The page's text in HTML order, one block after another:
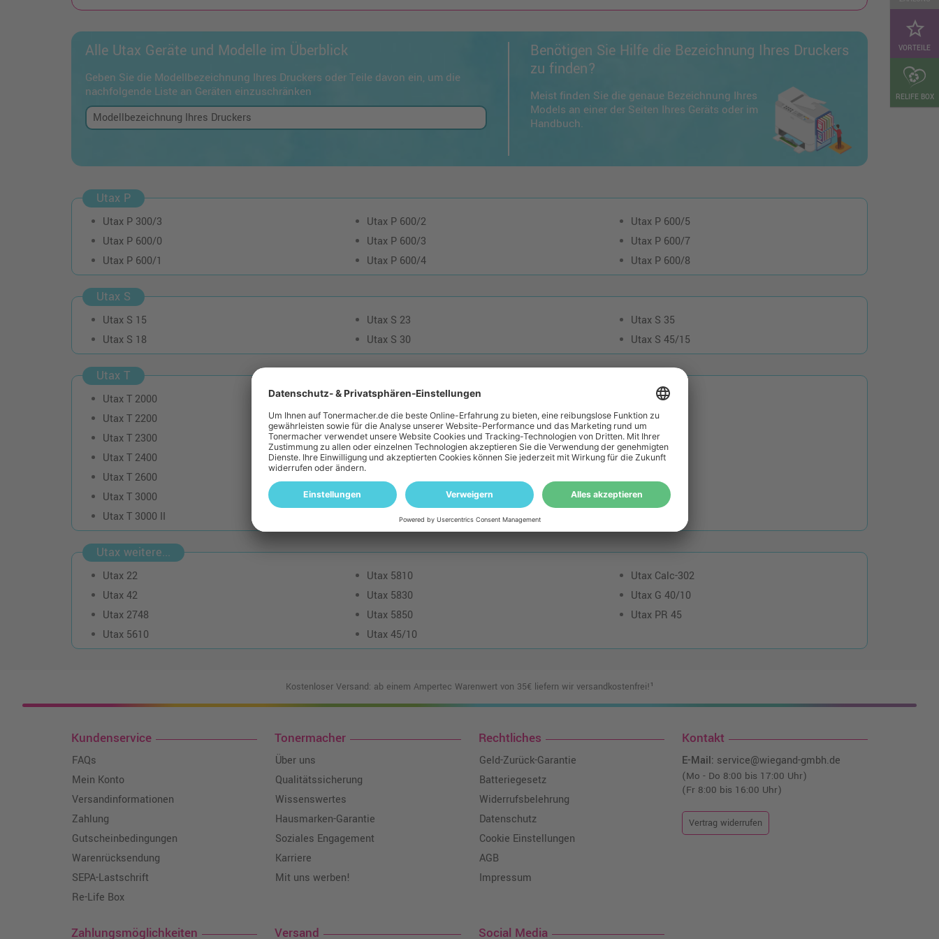
star_border
VORTEILE
RELIFE BOX
Alle Utax Geräte und Modelle im Überblick
Geben Sie die Modellbezeichnung Ihres Druckers oder Teile davon ein, um die
nachfolgende Liste an Geräten einzuschränken
Benötigen Sie Hilfe die Bezeichnung Ihres Druckers
zu finden?
Meist finden Sie die genaue Bezeichnung Ihres
Models an einer der Seiten Ihres Geräts oder im
Handbuch.
Utax P
Utax P 300/3
Utax P 600/0
Utax P 600/1
Utax P 600/2
Utax P 600/3
Utax P 600/4
Utax P 600/5
Utax P 600/7
Utax P 600/8
Utax S
Utax S 15
Utax S 18
Utax S 23
Utax S 30
Utax S 35
Utax S 45/15
Utax T
Utax T 2000
Utax T 2200
Utax T 2300
Utax T 2400
Utax T 2600
Utax T 3000
Utax T 3000 II
Utax T 3200
Utax T 3300
Utax T 3400
Utax T 4400
Utax T 5600
Utax T 5800
Utax T 5850
Utax T 6580
Utax T 6800
Utax T 6810
Utax T 6850
Utax weitere...
Utax 22
Utax 42
Utax 2748
Utax 5610
Utax 5810
Utax 5830
Utax 5850
Utax 45/10
Utax Calc-302
Utax G 40/10
Utax PR 45
Kostenloser Versand: ab einem Ampertec Warenwert von 35€ liefern wir versandkostenfrei!¹
Kundenservice
FAQs
Mein Konto
Versandinformationen
Zahlung
Gutscheinbedingungen
Warenrücksendung
SEPA-Lastschrift
Re-Life Box
Tonermacher
Über uns
Qualitätssicherung
Wissenswertes
Hausmarken-Garantie
Soziales Engagement
Karriere
Mit uns werben!
Rechtliches
Geld-Zurück-Garantie
Batteriegesetz
Widerrufsbelehrung
Datenschutz
Cookie Einstellungen
AGB
Impressum
Kontakt
E-Mail: service@wiegand-gmbh.de
(Mo - Do 8:00 bis 17:00 Uhr)
(Fr 8:00 bis 16:00 Uhr)
Vertrag widerrufen
Zahlungsmöglichkeiten Versand Social Media